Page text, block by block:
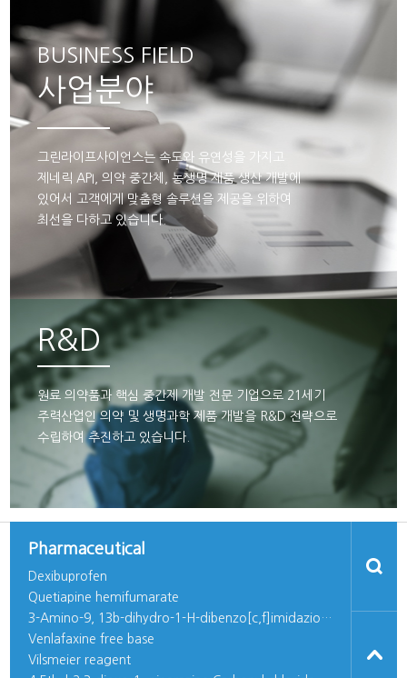
BUSINESS FIELD
사업분야
그린라이프사이언스는 속도와 유연성을 가지고
제네릭 API, 의약 중간체, 농생명 제품 생산 개발에
있어서 고객에게 맞춤형 솔루션을 제공을 위하여
최선을 다하고 있습니다.
R&D
원료 의약품과 핵심 중간제 개발 전문 기업으로 21세기
주력산업인 의약 및 생명과학 제품 개발을 R&D 전략으로
수립하여 추진하고 있습니다.
Pharmaceutical
Dexibuprofen
Quetiapine hemifumarate
3-Amino-9, 13b-dihydro-1-H-dibenzo[c,f]imidazio[1,5-a] azepine
Venlafaxine free base
Vilsmeier reagent